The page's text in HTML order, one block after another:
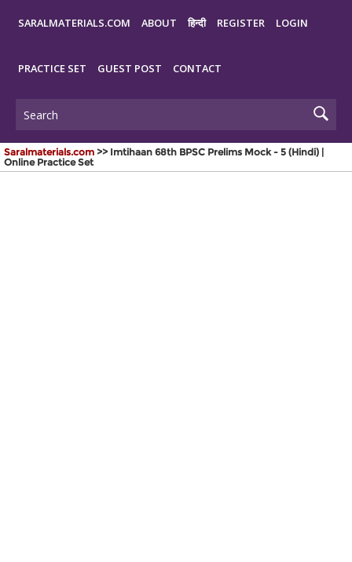
SARALMATERIALS.COM ABOUT हिन्दी REGISTER LOGIN
PRACTICE SET GUEST POST CONTACT
Saralmaterials.com >> Imtihaan 68th BPSC Prelims Mock - 5 (Hindi) |
Online Practice Set